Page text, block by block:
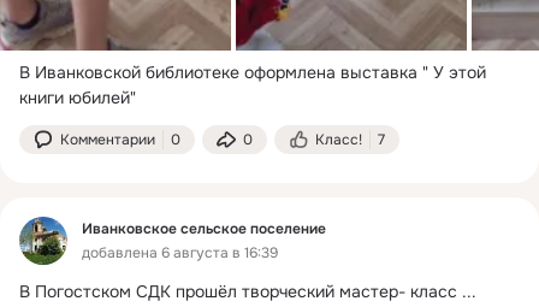
В Иванковской библиотеке оформлена выставка " У этой
книги юбилей"
Комментарии 0 0 Класс! 7
Иванковское сельское поселение
добавлена 6 августа в 16:39
В Погостском СДК прошёл творческий мастер- класс ...